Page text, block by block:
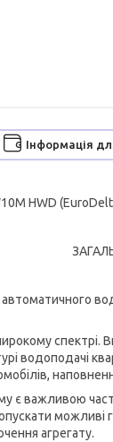
Інформація
HWD
водоподачі
є важливою
агрегату.